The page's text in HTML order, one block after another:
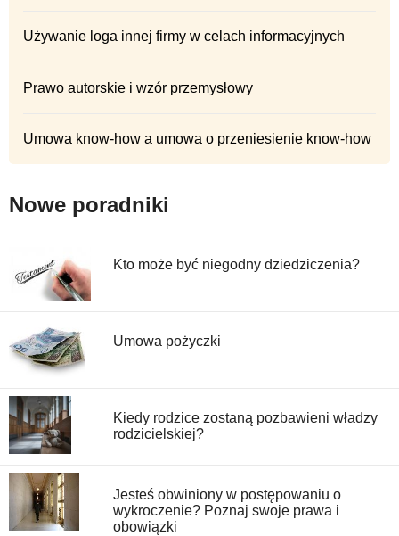
Używanie loga innej firmy w celach informacyjnych
Prawo autorskie i wzór przemysłowy
Umowa know-how a umowa o przeniesienie know-how
Nowe poradniki
Kto może być niegodny dziedziczenia?
Umowa pożyczki
Kiedy rodzice zostaną pozbawieni władzy
rodzicielskiej?
Jesteś obwiniony w postępowaniu o
wykroczenie? Poznaj swoje prawa i
obowiązki